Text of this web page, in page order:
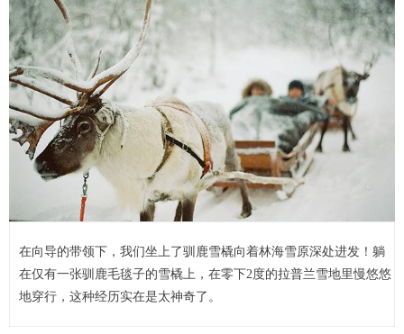
在向导的带领下，我们坐上了驯鹿雪橇向着林海雪原深处进发！躺
在仅有一张驯鹿毛毯子的雪橇上，在零下2度的拉普兰雪地里慢悠悠
地穿行，这种经历实在是太神奇了。